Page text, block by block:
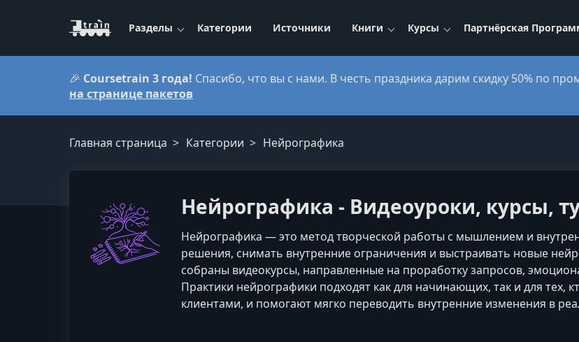
Разделы Категории Источники Книги Курсы Партнёрская
🎉 Coursetrain 3 года! Спасибо, что вы с нами. В честь праздника дарим скидку 50% по
на странице пакетов
Главная страница Категории Нейрографика
Нейрографика - Видеоуроки, курсы,
Нейрографика — это метод творческой работы с мышлением и
решения, снимать внутренние ограничения и выстраивать новые
собраны видеокурсы, направленные на проработку запросов,
Практики нейрографики подходят как для начинающих, так и для тех,
клиентами, и помогают мягко переводить внутренние изменения в